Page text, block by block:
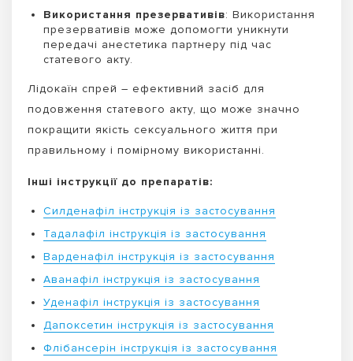
Використання презервативів: Використання
презервативів може допомогти уникнути
передачі анестетика партнеру під час
статевого акту.
Лідокаїн спрей – ефективний засіб для
подовження статевого акту, що може значно
покращити якість сексуального життя при
правильному і помірному використанні.
Інші інструкції до препаратів:
Силденафіл інструкція із застосування
Тадалафіл інструкція із застосування
Варденафіл інструкція із застосування
Аванафіл інструкція із застосування
Уденафіл інструкція із застосування
Дапоксетин інструкція із застосування
Флібансерін інструкція із застосування